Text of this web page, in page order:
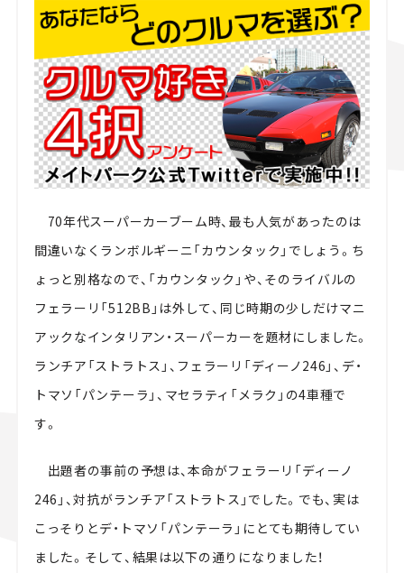
70年代スーパーカーブーム時、最も人気があったのは
間違いなくランボルギーニ「カウンタック」でしょう。ち
ょっと別格なので、「カウンタック」や、そのライバルの
フェラーリ「512BB」は外して、同じ時期の少しだけマニ
アックなインタリアン・スーパーカーを題材にしました。
ランチア「ストラトス」、フェラーリ「ディーノ246」、デ・
トマソ「パンテーラ」、マセラティ「メラク」の4車種で
す。
出題者の事前の予想は、本命がフェラーリ「ディーノ
246」、対抗がランチア「ストラトス」でした。でも、実は
こっそりとデ・トマソ「パンテーラ」にとても期待してい
ました。そして、結果は以下の通りになりました！